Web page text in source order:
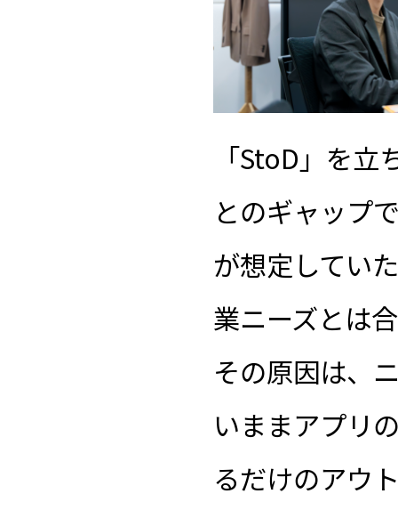
「StoD」を
とのギャップ
が想定してい
業ニーズとは
その原因は、
いままアプリ
るだけのアウ